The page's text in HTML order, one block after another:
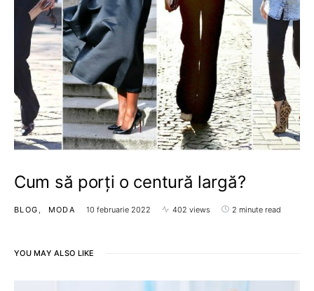
Cum să porți o centură largă?
BLOG MODA 10 februarie 2022 402 views 2 minute read
YOU MAY ALSO LIKE